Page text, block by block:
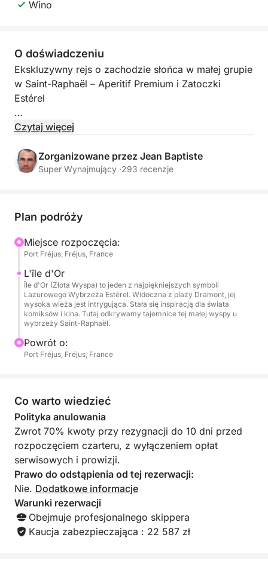
Wino
O doświadczeniu
Ekskluzywny rejs o zachodzie słońca w małej grupie
w Saint-Raphaël – Aperitif Premium i Zatoczki
Estérel
Cena dla 8 osób, 95 EUR za każdą dodatkową
Wyrusz na YOT 36 na elegancki i towarzyski rejs o
zatoczkach, nurkowanie z rurką, podwodny skuter i
morzem a złotym światłem.
Wypłynięcie z Port Fréjus (lub z wybranego portu:
Sainte-Maxime lub Les Issambres, za dopłatą).
✨ Powitanie VIP i wejście na pokład
Profesjonalny skipper powita Cię na pokładzie,
zapewniając kameralną atmosferę w małej grupie.
rejsem wzdłuż czerwonych klifów Estérel.
Każda wycieczka została zaprojektowana tak, aby
zapewnić relaks, elegancję i towarzyskość w
wyjątkowym otoczeniu przyrody.
⛵ Panoramiczny rejs o zachodzie słońca
Udaj się do najpiękniejszych miejsc na wybrzeżu:
• Dzikie zatoczki Estérel (półkula wschodnia)
Czytaj więcej
Zorganizowane przez Jean Baptiste
Super Wynajmujący ·293 recenzje
Plan podróży
Miejsce rozpoczęcia:
Port Fréjus, Fréjus, France
L'île d'Or
Île d'Or (Złota Wyspa) to jeden z najpiękniejszych symboli
Lazurowego Wybrzeża Estérel. Widoczna z plaży Dramont, jej
wysoka wieża jest intrygująca. Stała się inspiracją dla świata
komiksów i kina. Tutaj odkrywamy tajemnice tej małej wyspy u
wybrzeży Saint-Raphaël.
Powrót o:
Port Fréjus, Fréjus, France
Co warto wiedzieć
Polityka anulowania
Zwrot 70% kwoty przy rezygnacji do 10 dni przed
rozpoczęciem czarteru, z wyłączeniem opłat
serwisowych i prowizji.
Prawo do odstąpienia od tej rezerwacji:
Nie. Dodatkowe informacje
Warunki rezerwacji
Obejmuje profesjonalnego skippera
Kaucja zabezpieczająca : 22 587 zł